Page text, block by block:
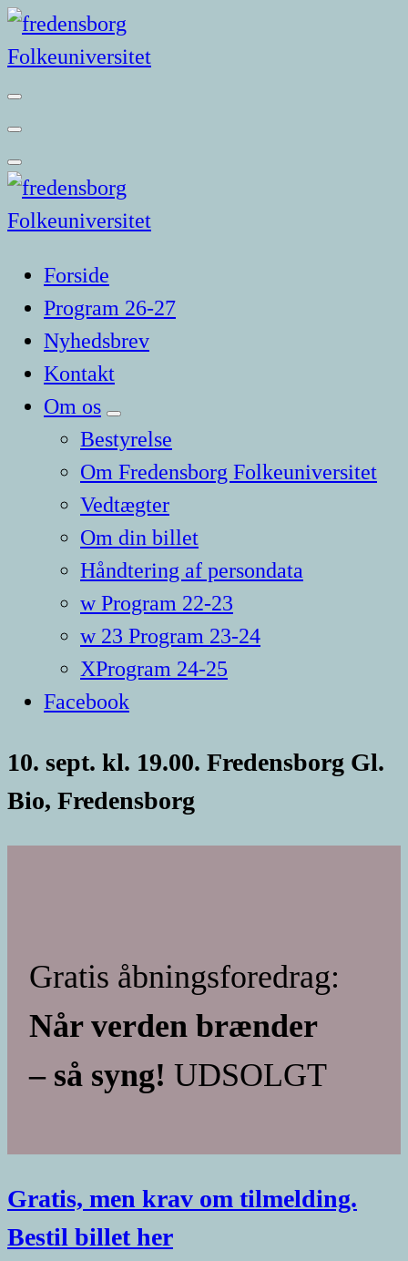
Videre
til
indhold
Forside
Program 26-27
Nyhedsbrev
Kontakt
Om os
Bestyrelse
Om Fredensborg Folkeuniversitet
Vedtægter
Om din billet
Håndtering af persondata
w Program 22-23
w 23 Program 23-24
XProgram 24-25
Facebook
10. sept. kl. 19.00. Fredensborg Gl.
Bio, Fredensborg
Gratis åbningsforedrag:
Når verden brænder
– så syng! UDSOLGT
Gratis, men krav om tilmelding.
Bestil billet her